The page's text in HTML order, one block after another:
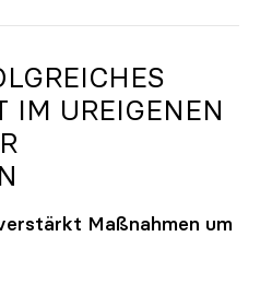
IM UREIGENEN
Maßnahmen um